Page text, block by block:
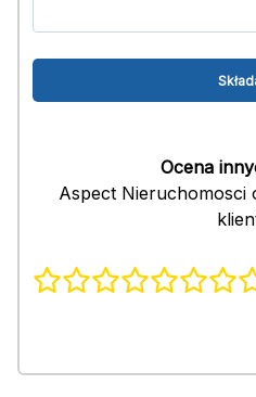
Ocena
Aspect Nieruchomosci